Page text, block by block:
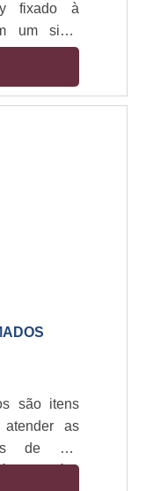
fixado à
um sinal
interpreta e
está
exibe
no
são itens
atender as
de um
é de fácil